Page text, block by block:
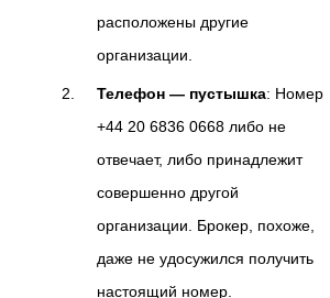
расположены другие
организации.
Телефон — пустышка: Номер
+44 20 6836 0668 либо не
отвечает, либо принадлежит
совершенно другой
организации. Брокер, похоже,
даже не удосужился получить
настоящий номер.